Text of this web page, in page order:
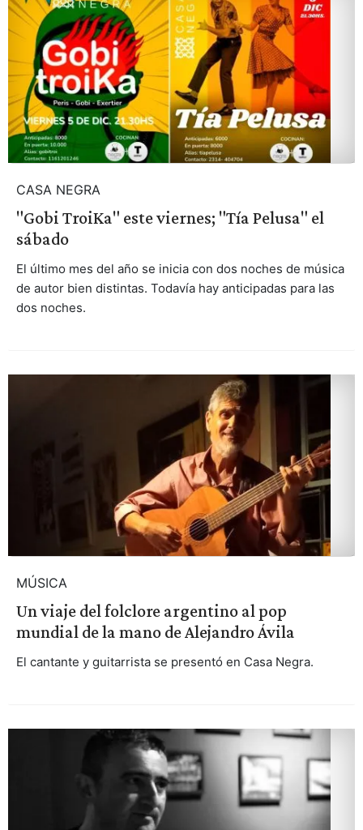
CASA NEGRA
"Gobi TroiKa" este viernes; "Tía Pelusa" el
sábado
El último mes del año se inicia con dos noches de música
de autor bien distintas. Todavía hay anticipadas para las
dos noches.
MÚSICA
Un viaje del folclore argentino al pop
mundial de la mano de Alejandro Ávila
El cantante y guitarrista se presentó en Casa Negra.